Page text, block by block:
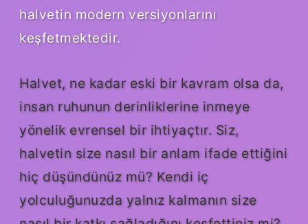
halvetin modern versiyonlarını
keşfetmektedir.
Halvet, ne kadar eski bir kavram olsa da,
insan ruhunun derinliklerine inmeye
yönelik evrensel bir ihtiyaçtır. Siz,
halvetin size nasıl bir anlam ifade ettiğini
hiç düşündünüz mü? Kendi iç
yolculuğunuzda yalnız kalmanın size